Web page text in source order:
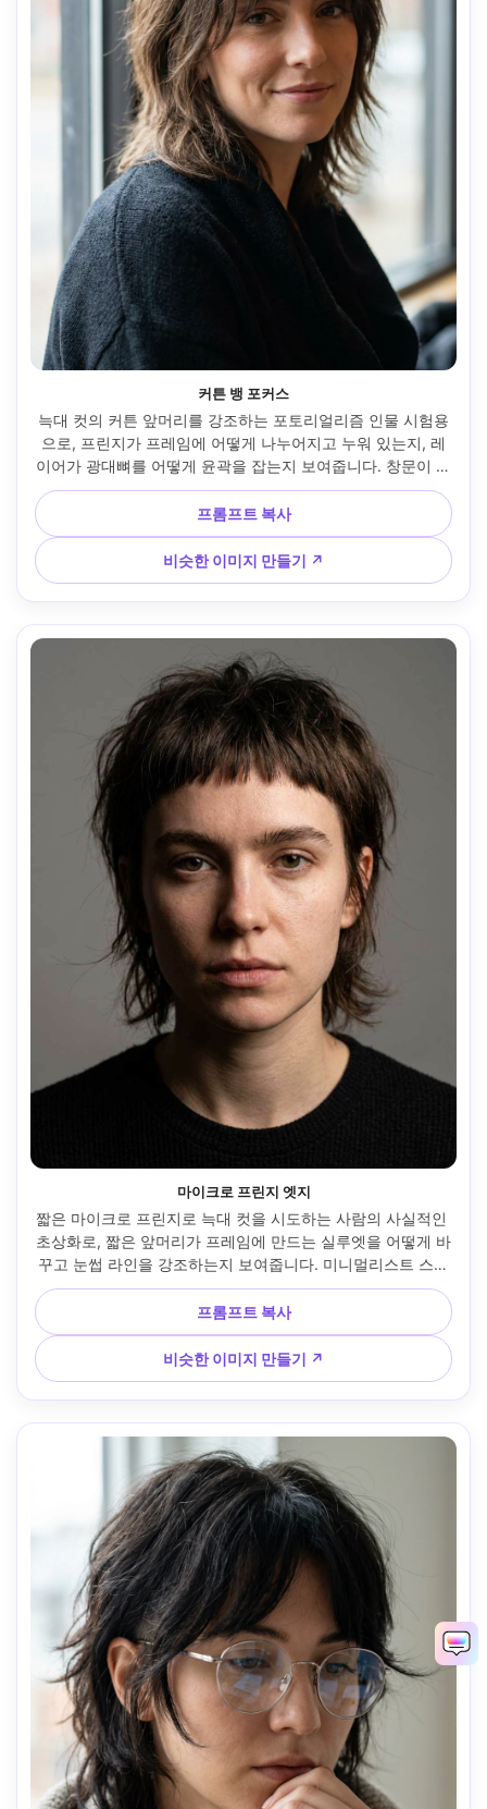
커튼 뱅 포커스
늑대 컷의 커튼 앞머리를 강조하는 포토리얼리즘 인물 시험용
으로, 프린지가 프레임에 어떻게 나누어지고 누워 있는지, 레
이어가 광대뼈를 어떻게 윤곽을 잡는지 보여줍니다. 창문이 켜
진 카페, 부드러운 일광, 소니 A7IV, 85mm f/1.8, 눈 높이에서
클로즈업, 접근하기 쉬운 분위기, 자연스러운 그림자, 사실적
인 헤어라인과 아기 털, 날카로운 초점, 프레임에 자연스럽게
드레이핑된 의류 --ar 4:5
프롬프트 복사
비슷한 이미지 만들기 ↗
마이크로 프린지 엣지
짧은 마이크로 프린지로 늑대 컷을 시도하는 사람의 사실적인
초상화로, 짧은 앞머리가 프레임에 만드는 실루엣을 어떻게 바
꾸고 눈썹 라인을 강조하는지 보여줍니다. 미니멀리스트 스튜
디오 배경, 소프트박스 키 라이트, 니콘 Z7 II, 85mm f/2, 타이
트 프레임, 대담한 편집 분위기, 사실적인 피부 질감과 헤어 디
테일, 고해상도 --ar 4:5
프롬프트 복사
비슷한 이미지 만들기 ↗